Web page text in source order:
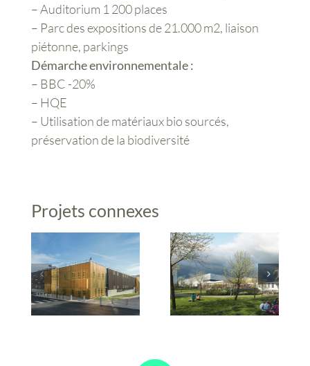
– Auditorium 1 200 places
– Parc des expositions de 21.000 m2, liaison
piétonne, parkings
Démarche environnementale :
– BBC -20%
– HQE
– Utilisation de matériaux bio sourcés,
préservation de la biodiversité
Projets connexes
Construction d’un
Équipement
sportif et
multiactivités
« L’Argonaute »
Orléans (45)
Construction du
CREPS des Pays
de la Loire
La Chapelle sur
Erdre (44)